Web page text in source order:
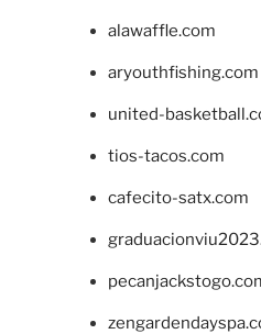
alawaffle.com
aryouthfishing.com
united-
tios-tacos.com
cafecito-satx.com